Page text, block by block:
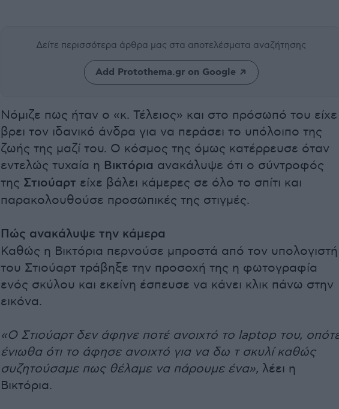
Δείτε περισσότερα άρθρα μας στα αποτελέσματα αναζήτησης
Add Protothema.gr on Google
Νόμιζε πως ήταν ο «κ. Τέλειος» και στο πρόσωπό του είχε
βρει τον ιδανικό άνδρα για να περάσει το υπόλοιπο της
ζωής της μαζί του. Ο κόσμος της όμως κατέρρευσε όταν
εντελώς τυχαία η Βικτόρια ανακάλυψε ότι ο σύντροφός
της Στιούαρτ είχε βάλει κάμερες σε όλο το σπίτι και
παρακολουθούσε προσωπικές της στιγμές.
Πώς ανακάλυψε την κάμερα
Καθώς η Βικτόρια περνούσε μπροστά από τον υπολογιστή
του Στιούαρτ τράβηξε την προσοχή της η φωτογραφία
ενός σκύλου και εκείνη έσπευσε να κάνει κλικ πάνω στην
εικόνα.
«Ο Στιούαρτ δεν άφηνε ποτέ ανοιχτό το laptop του,
ένιωθα ότι το άφησε ανοιχτό για να δω τ σκυλί καθώς
συζητούσαμε πως θέλαμε να πάρουμε ένα», λέει η
Βικτόρια.